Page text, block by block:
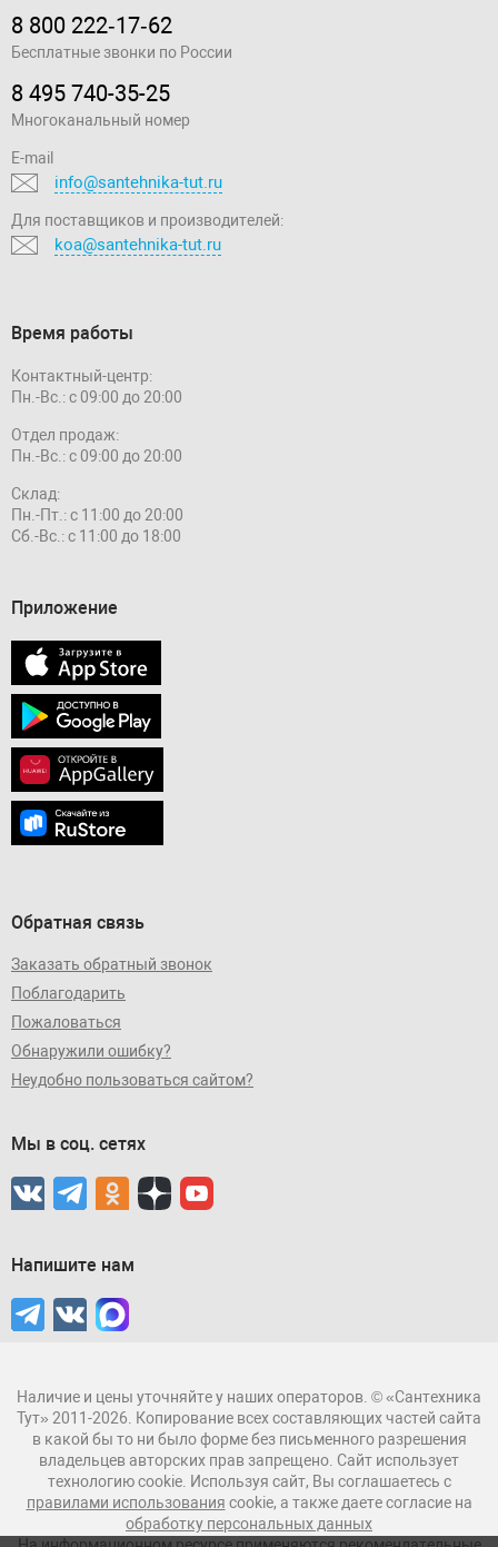
8 800 222‑17‑62
Бесплатные звонки по России
8 495 740-35-25
Многоканальный номер
E-mail
info@santehnika-tut.ru
Для поставщиков и производителей:
koa@santehnika-tut.ru
Время работы
Контактный-центр:
Пн.-Вс.: с 09:00 до 20:00
Отдел продаж:
Пн.-Вс.: с 09:00 до 20:00
Склад:
Пн.-Пт.: с 11:00 до 20:00
Сб.-Вс.: с 11:00 до 18:00
Приложение
Обратная связь
Заказать обратный звонок
Поблагодарить
Пожаловаться
Обнаружили ошибку?
Неудобно пользоваться сайтом?
Мы в соц. сетях
Напишите нам
Наличие и цены уточняйте у наших операторов. © «Сантехника
Тут» 2011-2026. Копирование всех составляющих частей сайта
в какой бы то ни было форме без письменного разрешения
владельцев авторских прав запрещено. Сайт использует
технологию cookie. Используя сайт, Вы соглашаетесь с
правилами использования cookie, а также даете согласие на
обработку персональных данных